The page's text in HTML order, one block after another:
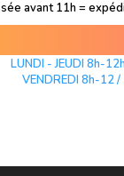
avant 11h =
LUNDI - JEUDI 8h-
VENDREDI 8h-12